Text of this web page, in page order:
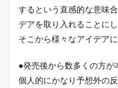
するという直感的な意味
デアを取り入れることにし
そこから様々なアイデア
●発売後から数多くの方が
個人的にかなり予想外の